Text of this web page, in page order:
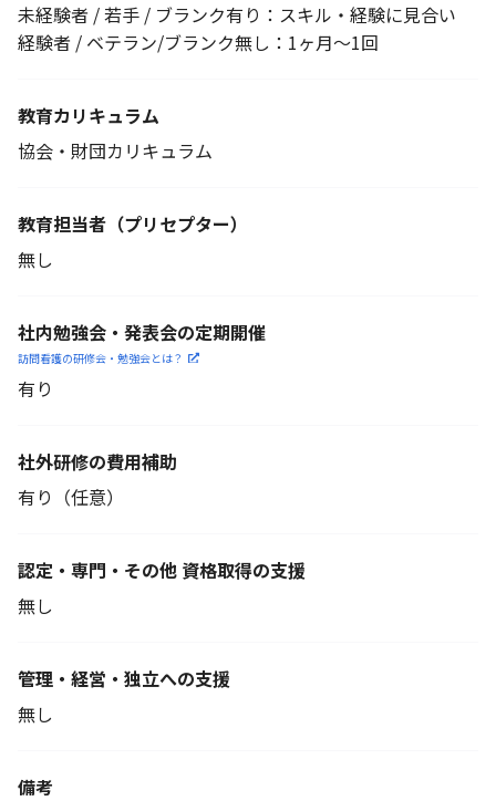
未経験者 / 若手 / ブランク有り：スキル・経験に見合い
経験者 / ベテラン/ブランク無し：1ヶ月～1回
教育カリキュラム
協会・財団カリキュラム
教育担当者 （プリセプター）
無し
社内勉強会・発表会の定期開催
訪問看護の研修会・勉強会とは？
有り
社外研修の費用補助
有り（任意）
認定・専門・その他 資格取得の支援
無し
管理・経営・独立への支援
無し
備考